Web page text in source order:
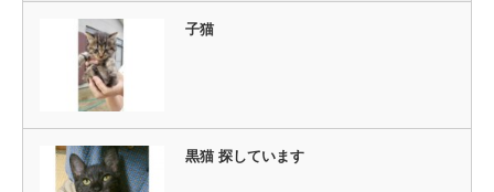
子猫
黒猫 探しています